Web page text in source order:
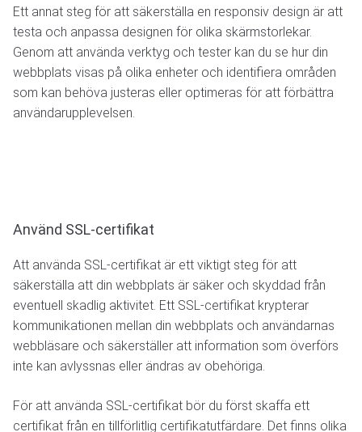
Ett annat steg för att säkerställa en responsiv design är att
testa och anpassa designen för olika skärmstorlekar.
Genom att använda verktyg och tester kan du se hur din
webbplats visas på olika enheter och identifiera områden
som kan behöva justeras eller optimeras för att förbättra
användarupplevelsen.
Använd SSL-certifikat
Att använda SSL-certifikat är ett viktigt steg för att
säkerställa att din webbplats är säker och skyddad från
eventuell skadlig aktivitet. Ett SSL-certifikat krypterar
kommunikationen mellan din webbplats och användarnas
webbläsare och säkerställer att information som överförs
inte kan avlyssnas eller ändras av obehöriga.
För att använda SSL-certifikat bör du först skaffa ett
certifikat från en tillförlitlig certifikatutfärdare. Det finns olika